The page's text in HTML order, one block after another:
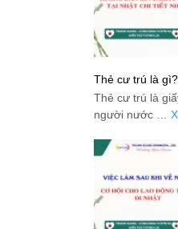
Thẻ cư trú là
Card tại Nhật chi
Thẻ cư trú là
người nước …